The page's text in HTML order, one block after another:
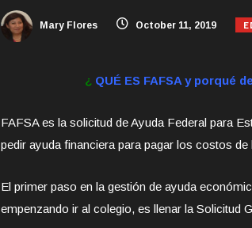
Mary Flores October 11, 2019
¿ QUÉ ES FAFSA y porqué
FAFSA es la solicitud de Ayuda Federal para
pedir ayuda financiera para pagar los costos
El primer paso en la gestión de ayuda
empenzando ir al colegio, es llenar la Solicitud